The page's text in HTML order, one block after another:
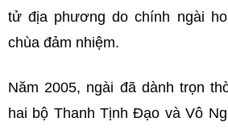
tử địa phương do chính ngài
chùa đảm nhiệm.
Năm 2005, ngài đã dành trọn
hai bộ Thanh Tịnh Đạo và Vô